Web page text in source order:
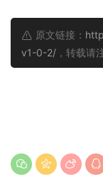
原文链接：
v1-0-2/ ，转载请